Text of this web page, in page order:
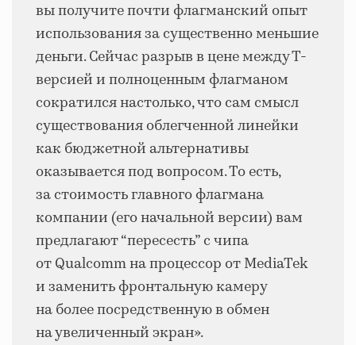
вы получите почти флагманский опыт
использования за существенно меньшие
деньги. Сейчас разрыв в цене между Т-
версией и полноценным флагманом
сократился настолько, что сам смысл
существования облегченной линейки
как бюджетной альтернативы
оказывается под вопросом. То есть,
за стоимость главного флагмана
компании (его начальной версии) вам
предлагают “пересесть” с чипа
от Qualcomm на процессор от MediaTek
и заменить фронтальную камеру
на более посредственную в обмен
на увеличенный экран».